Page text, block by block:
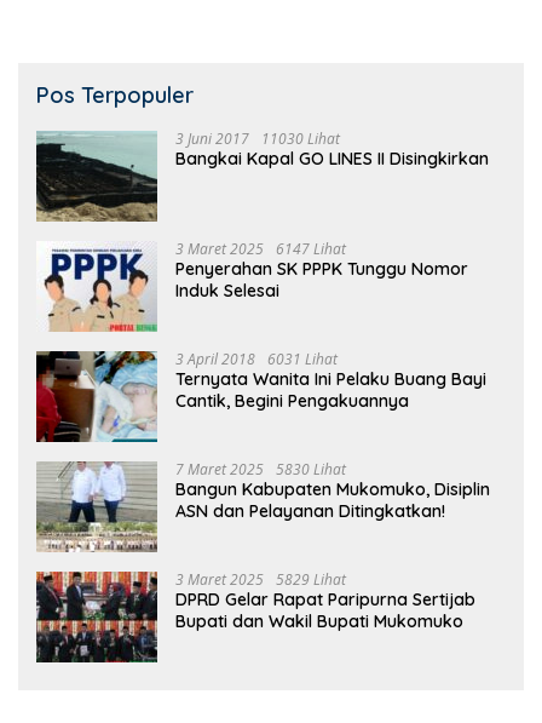
Pos Terpopuler
3 Juni 2017 11030 Lihat
Bangkai Kapal GO LINES II Disingkirkan
3 Maret 2025 6147 Lihat
Penyerahan SK PPPK Tunggu Nomor
Induk Selesai
3 April 2018 6031 Lihat
Ternyata Wanita Ini Pelaku Buang Bayi
Cantik, Begini Pengakuannya
7 Maret 2025 5830 Lihat
Bangun Kabupaten Mukomuko, Disiplin
ASN dan Pelayanan Ditingkatkan!
3 Maret 2025 5829 Lihat
DPRD Gelar Rapat Paripurna Sertijab
Bupati dan Wakil Bupati Mukomuko